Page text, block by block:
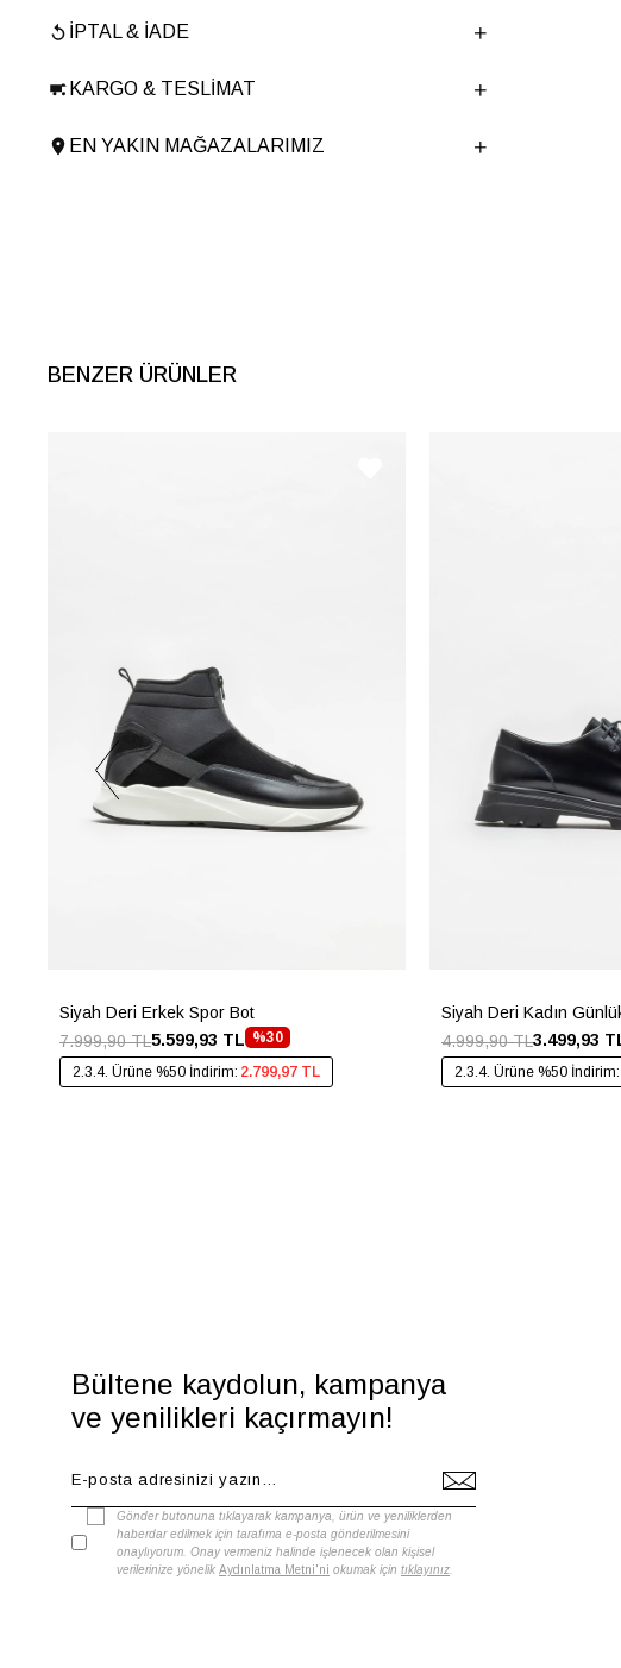
En
18 cm
Derinlik
7 cm
Ürün Cinsi
El Çantası
İPTAL & İADE
KARGO & TESLIMAT
EN YAKIN MAĞAZALARIMIZ
BENZER ÜRÜNLER
Siyah Deri Erkek Spor Bot
%30
5.599,93 TL
7.999,90 TL
2.3.4. Ürüne %50 İndirim: 2.799,97 TL
Siyah Deri Kadın
3.499,93
4.999,90 TL
2.3.4. Ürüne %50 İndirim:
Bültene kaydolun, kampanya
ve yenilikleri kaçırmayın!
Gönder butonuna tıklayarak kampanya, ürün ve yeniliklerden
haberdar edilmek için tarafıma e-posta gönderilmesini
onaylıyorum. Onay vermeniz halinde işlenecek olan kişisel
verilerinize yönelik Aydınlatma Metni'ni okumak için tıklayınız